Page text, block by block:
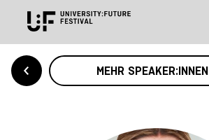
MEHR SPEAKER:INNEN